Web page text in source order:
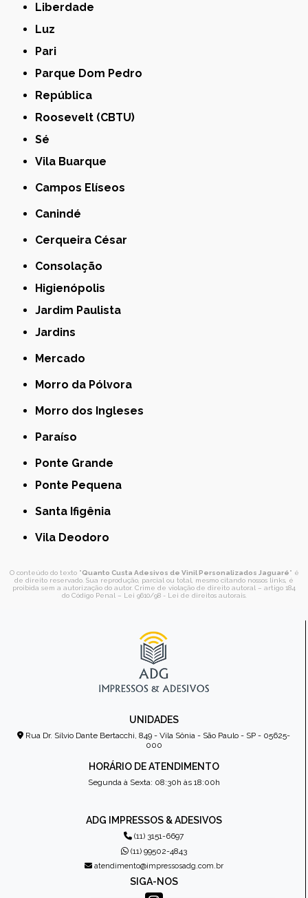
Liberdade
Luz
Pari
Parque Dom Pedro
República
Roosevelt (CBTU)
Sé
Vila Buarque
Campos Elíseos
Canindé
Cerqueira César
Consolação
Higienópolis
Jardim Paulista
Jardins
Mercado
Morro da Pólvora
Morro dos Ingleses
Paraíso
Ponte Grande
Ponte Pequena
Santa Ifigênia
Vila Deodoro
O conteúdo do texto "Quanto Custa Adesivos de Vinil Personalizados Jaguaré" é
de direito reservado. Sua reprodução, parcial ou total, mesmo citando nossos links, é
proibida sem a autorização do autor. Crime de violação de direito autoral – artigo 184
do Código Penal – Lei 9610/98 - Lei de direitos autorais.
UNIDADES
Rua Dr. Sílvio Dante Bertacchi, 849 - Vila Sônia - São Paulo - SP - 05625-
000
HORÁRIO DE ATENDIMENTO
Segunda à Sexta: 08:30h às 18:00h
ADG IMPRESSOS & ADESIVOS
(11) 3151-6697
(11) 99502-4843
atendimento@impressosadg.com.br
SIGA-NOS